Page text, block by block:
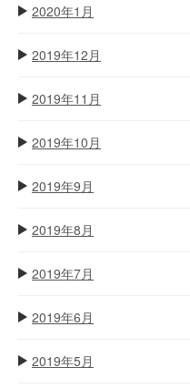
2020年1月
2019年12月
2019年11月
2019年10月
2019年9月
2019年8月
2019年7月
2019年6月
2019年5月